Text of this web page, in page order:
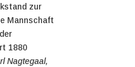
zur
Mannschaft
1880
Nagtegaal,